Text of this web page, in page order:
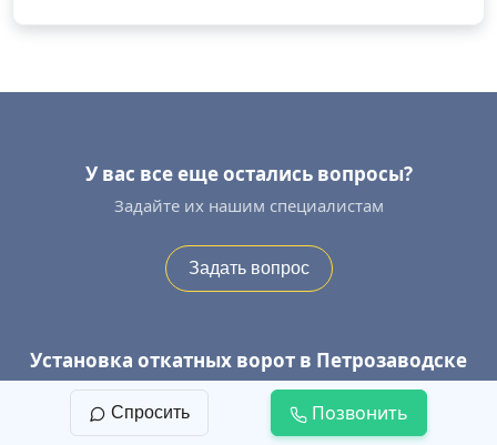
У вас все еще остались вопросы?
Задайте их нашим специалистам
Задать вопрос
Установка откатных ворот в Петрозаводске
Оставьте заявку на замер прямо сейчас
Спросить Позвонить